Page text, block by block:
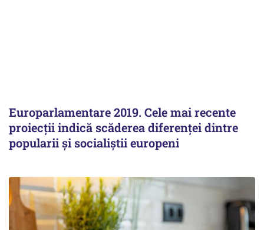
Europarlamentare 2019. Cele mai recente
proiecţii indică scăderea diferenţei dintre
popularii şi socialiştii europeni